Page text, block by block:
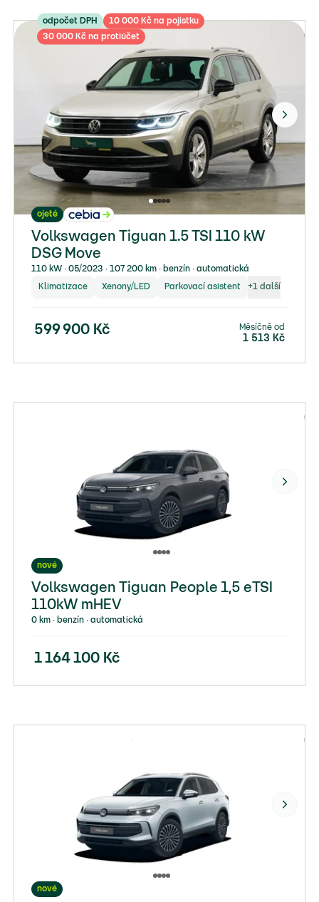
odpočet DPH
10 000 Kč na pojistku
30 000 Kč na protiúčet
ojeté
Volkswagen Tiguan 1.5 TSI 110 kW
DSG Move
110 kW ∙ 05/2023 ∙ 107 200 km ∙ benzín ∙ automatická
Klimatizace Xenony/LED Parkovací asistent +1 další
599 900 Kč Měsíčně od
1 513 Kč
nové
Volkswagen Tiguan People 1,5 eTSI
110kW mHEV
0 km ∙ benzín ∙ automatická
1 164 100 Kč
nové